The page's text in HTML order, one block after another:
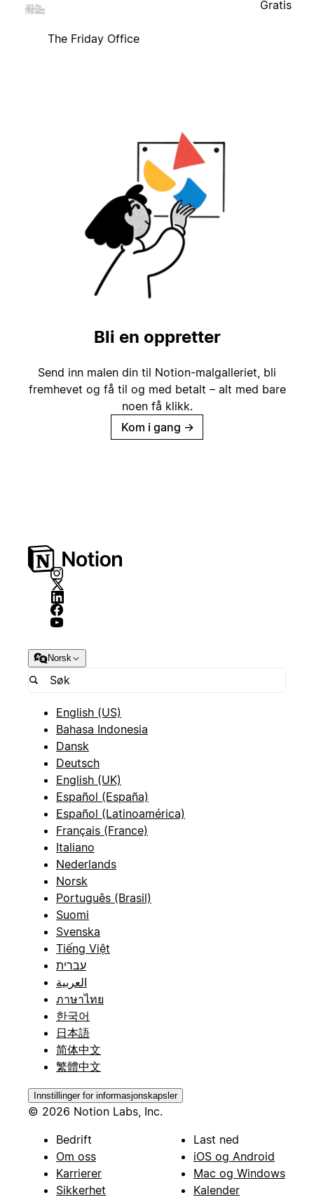
The Friday Office
Gratis
Bli en oppretter
Send inn malen din til Notion-malgalleriet, bli
fremhevet og få til og med betalt – alt med bare
noen få klikk.
Kom i gang →
Norsk
English (US)
Bahasa Indonesia
Dansk
Deutsch
English (UK)
Español (España)
Español (Latinoamérica)
Français (France)
Italiano
Nederlands
Norsk
Português (Brasil)
Suomi
Svenska
Tiếng Việt
עברית
العربية
ภาษาไทย
한국어
日本語
简体中文
繁體中文
Innstillinger for informasjonskapsler
© 2026 Notion Labs, Inc.
Bedrift
Om oss
Karrierer
Sikkerhet
Last ned
iOS og Android
Mac og Windows
Kalender